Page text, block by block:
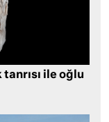
ile oğlu